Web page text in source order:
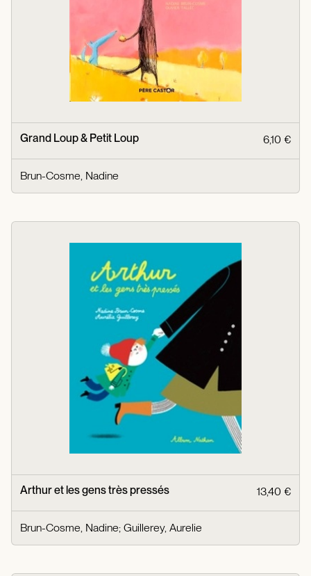
Grand Loup & Petit Loup 6,10 €
Brun-Cosme, Nadine
Arthur et les gens très pressés 13,40 €
Brun-Cosme, Nadine; Guillerey, Aurelie